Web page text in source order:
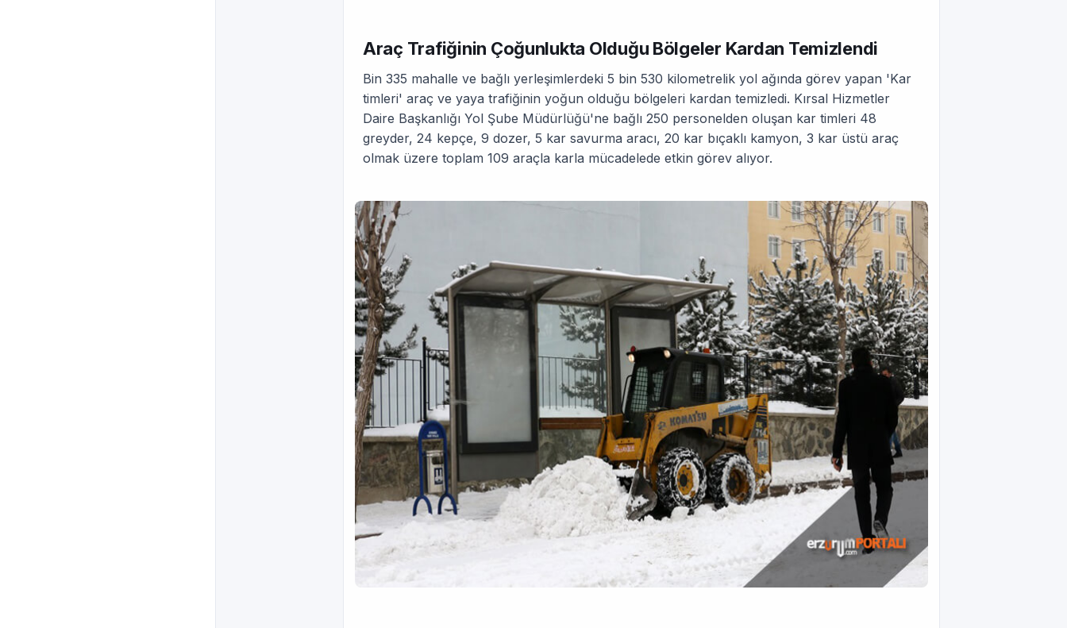
Araç Trafiğinin Çoğunlukta Olduğu Bölgeler Kardan Temizlendi
Bin 335 mahalle ve bağlı yerleşimlerdeki 5 bin 530 kilometrelik yol ağında görev yapan 'Kar
timleri' araç ve yaya trafiğinin yoğun olduğu bölgeleri kardan temizledi. Kırsal Hizmetler
Daire Başkanlığı Yol Şube Müdürlüğü'ne bağlı 250 personelden oluşan kar timleri 48
greyder, 24 kepçe, 9 dozer, 5 kar savurma aracı, 20 kar bıçaklı kamyon, 3 kar üstü araç
olmak üzere toplam 109 araçla karla mücadelede etkin görev alıyor.